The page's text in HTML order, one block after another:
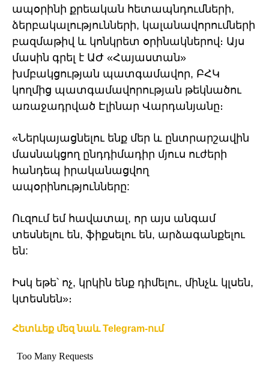
ապօրինի քրեական հետապնդումների,
ձերբակալությունների, կալանավորումների
բազմաթիվ և կոնկրետ օրինակներով։ Այս
մասին գրել է ԱԺ «Հայաստան»
խմբակցության պատգամավոր, ԲՀԿ
կողմից պատգամավորության թեկնածու
առաջադրված Էլինար Վարդանյանը։
«Ներկայացնելու ենք մեր և ընտրարշավին
մասնակցող ընդդիմադիր մյուս ուժերի
հանդեպ իրականացվող
ապօրինությունները:
Ուզում եմ հավատալ, որ այս անգամ
տեսնելու են, ֆիքսելու են, արձագանքելու
են:
Իսկ եթե՝ ոչ, կրկին ենք դիմելու, մինչև կլսեն,
կտեսնեն»։
Հետևեք մեզ նաև Telegram-ում